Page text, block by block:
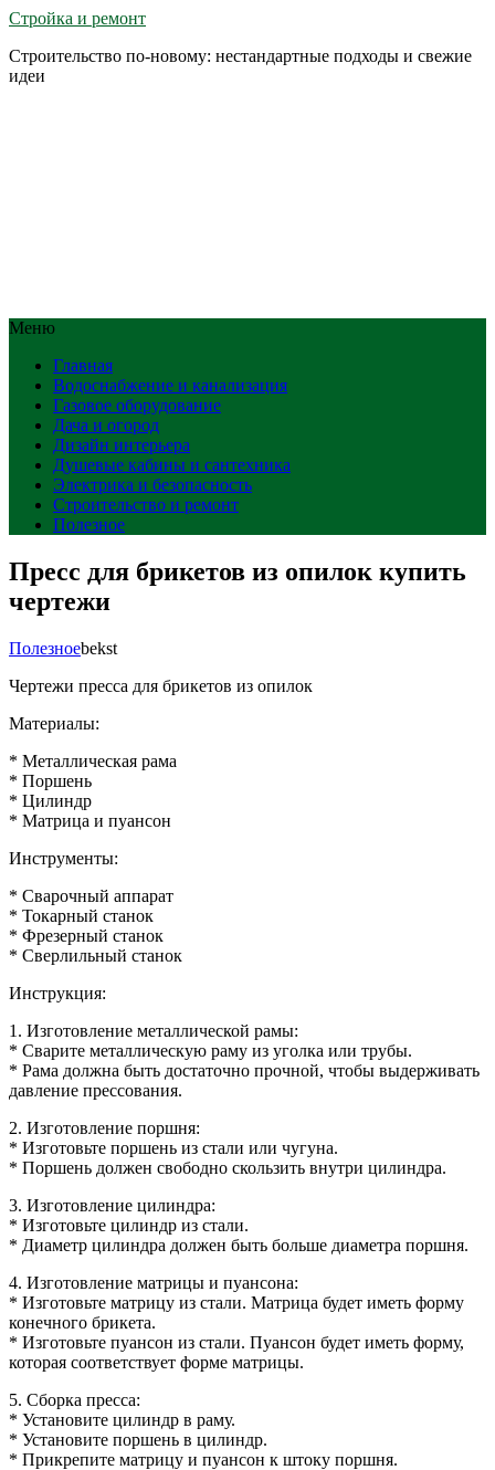
Стройка и ремонт
Строительство по-новому: нестандартные подходы и свежие
идеи
Меню
Главная
Водоснабжение и канализация
Газовое оборудование
Дача и огород
Дизайн интерьера
Душевые кабины и сантехника
Электрика и безопасность
Строительство и ремонт
Полезное
Пресс для брикетов из опилок купить
чертежи
Полезноеbekst
Чертежи пресса для брикетов из опилок
Материалы:
* Металлическая рама
* Поршень
* Цилиндр
* Матрица и пуансон
Инструменты:
* Сварочный аппарат
* Токарный станок
* Фрезерный станок
* Сверлильный станок
Инструкция:
1. Изготовление металлической рамы:
* Сварите металлическую раму из уголка или трубы.
* Рама должна быть достаточно прочной, чтобы выдерживать
давление прессования.
2. Изготовление поршня:
* Изготовьте поршень из стали или чугуна.
* Поршень должен свободно скользить внутри цилиндра.
3. Изготовление цилиндра:
* Изготовьте цилиндр из стали.
* Диаметр цилиндра должен быть больше диаметра поршня.
4. Изготовление матрицы и пуансона:
* Изготовьте матрицу из стали. Матрица будет иметь форму
конечного брикета.
* Изготовьте пуансон из стали. Пуансон будет иметь форму,
которая соответствует форме матрицы.
5. Сборка пресса:
* Установите цилиндр в раму.
* Установите поршень в цилиндр.
* Прикрепите матрицу и пуансон к штоку поршня.